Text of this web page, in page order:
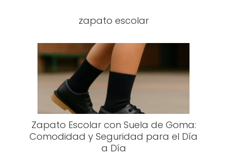
zapato escolar
Zapato Escolar con Suela de Goma:
Comodidad y Seguridad para el Día
a Día